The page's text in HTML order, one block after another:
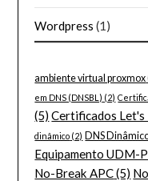
Wordpress (1)
ambiente virtual proxmox
em DNS (DNSBL) (2)
(5) Certificados Let's
dinâmico (2) DNS
Equipamento UDM-
No-Break APC(5)